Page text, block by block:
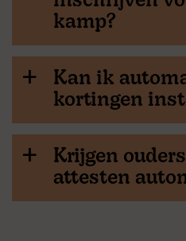
kamp?
a
Kan ik
kortingen
a
Krijgen
attesten